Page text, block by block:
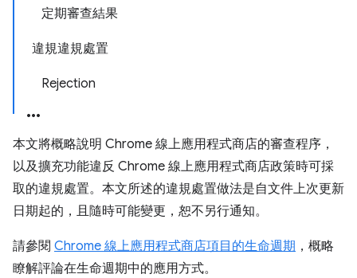
定期審查結果
違規違規處置
Rejection
本文將概略說明 Chrome 線上應用程式商店的審查程序，
以及擴充功能違反 Chrome 線上應用程式商店政策時可採
取的違規處置。本文所述的違規處置做法是自文件上次更新
日期起的，且隨時可能變更，恕不另行通知。
請參閱 Chrome 線上應用程式商店項目的生命週期 ，概略
瞭解評論在生命週期中的應用方式。